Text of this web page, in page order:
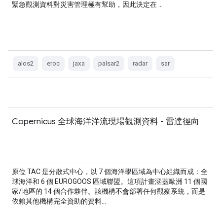
緊急觀測資料對災害管理極有幫助，因此決定在 …
alos2 eroc jaxa palsar2 radar sar
Copernicus 全球海洋洋流現場觀測資料 - 雷達徑向
原位 TAC 是分散式中心，以 7 個海洋學區域為中心組織而成：全
球海洋和 6 個 EUROGOOS 區域聯盟。這項計畫涵蓋歐洲 11 個國
家/地區的 14 個合作夥伴。該機構不會部署任何觀察系統，而是
依賴其他機構完全資助的資料…